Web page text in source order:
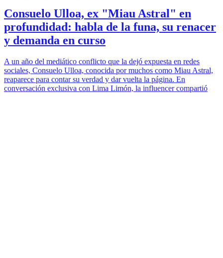
Consuelo Ulloa, ex "Miau Astral" en
profundidad: habla de la funa, su renacer
y demanda en curso
A un año del mediático conflicto que la dejó expuesta en redes
sociales, Consuelo Ulloa, conocida por muchos como Miau Astral,
reaparece para contar su verdad y dar vuelta la página. En
conversación exclusiva con Lima Limón, la influencer compartió